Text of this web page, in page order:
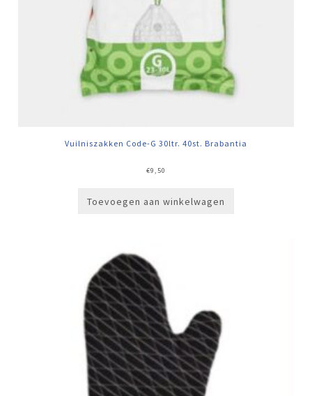
Vuilniszakken Code-G 30ltr. 40st. Brabantia
€9,50
Toevoegen aan winkelwagen